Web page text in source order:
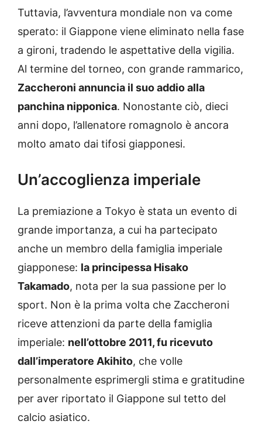
Tuttavia, l’avventura mondiale non va come
sperato: il Giappone viene eliminato nella fase
a gironi, tradendo le aspettative della vigilia.
Al termine del torneo, con grande rammarico,
Zaccheroni annuncia il suo addio alla
panchina nipponica. Nonostante ciò, dieci
anni dopo, l’allenatore romagnolo è ancora
molto amato dai tifosi giapponesi.
Un’accoglienza imperiale
La premiazione a Tokyo è stata un evento di
grande importanza, a cui ha partecipato
anche un membro della famiglia imperiale
giapponese: la principessa Hisako
Takamado, nota per la sua passione per lo
sport. Non è la prima volta che Zaccheroni
riceve attenzioni da parte della famiglia
imperiale: nell’ottobre 2011, fu ricevuto
dall’imperatore Akihito, che volle
personalmente esprimergli stima e gratitudine
per aver riportato il Giappone sul tetto del
calcio asiatico.